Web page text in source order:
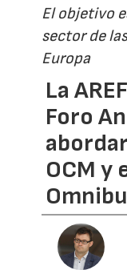
El objetivo
sector de
Europa
La
Foro
OCM y